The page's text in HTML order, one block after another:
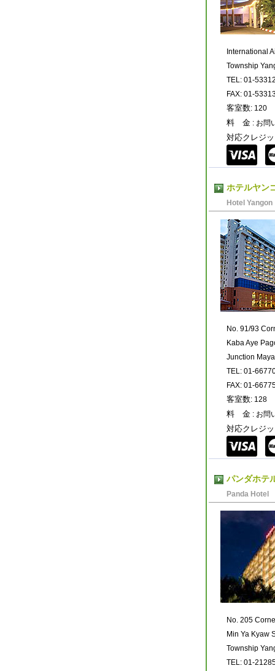
International
Township
TEL: 01-
FAX: 01-
客室数: 120
料 金 : お問
対応クレジ
ホテルヤン
Hotel Yangon
No. 91/93
Kaba Aye
Junction
TEL: 01-
FAX: 01-
客室数: 128
料 金 : お問
対応クレジ
パンダホテ
Panda Hotel
No. 205
Min Ya Kyaw
Township
TEL: 01-